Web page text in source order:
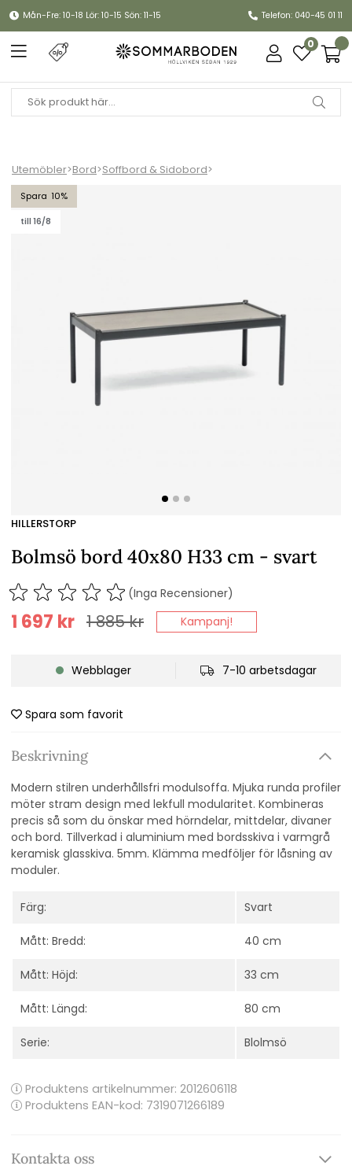
Mån-Fre: 10-18 Lör: 10-15 Sön: 11-15 Telefon: 040-45 01 11
0
Utemöbler>Bord>Soffbord & Sidobord>
10
till 16/8
Bolmsö bord 40x80 H33 cm - svart
HILLERSTORP
Bolmsö bord 40x80 H33 cm - svart
(Inga Recensioner)
1 885kr
1 697 kr Kampanj!
Webblager 7-10 arbetsdagar
Spara som favorit
Beskrivning
Modern stilren underhållsfri modulsoffa. Mjuka runda profiler
möter stram design med lekfull modularitet. Kombineras
precis så som du önskar med hörndelar, mittdelar, divaner
och bord. Tillverkad i aluminium med bordsskiva i varmgrå
keramisk glasskiva. 5mm. Klämma medföljer för låsning av
moduler.
Färg: Svart
Mått: Bredd: 40 cm
Mått: Höjd: 33 cm
Mått: Längd: 80 cm
Serie: Blolmsö
Produktens artikelnummer: 2012606118
Produktens EAN-kod: 7319071266189
Kontakta oss